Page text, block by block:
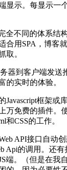
显示。每显示一
全不同的体系结
合用SPA，博客
取。
器到客户端发送
的实时的体验。
Javascript框架或
万免费的插件。
和CSS的工作。
API接口自动创
Api的调用。还
端。（但是在我